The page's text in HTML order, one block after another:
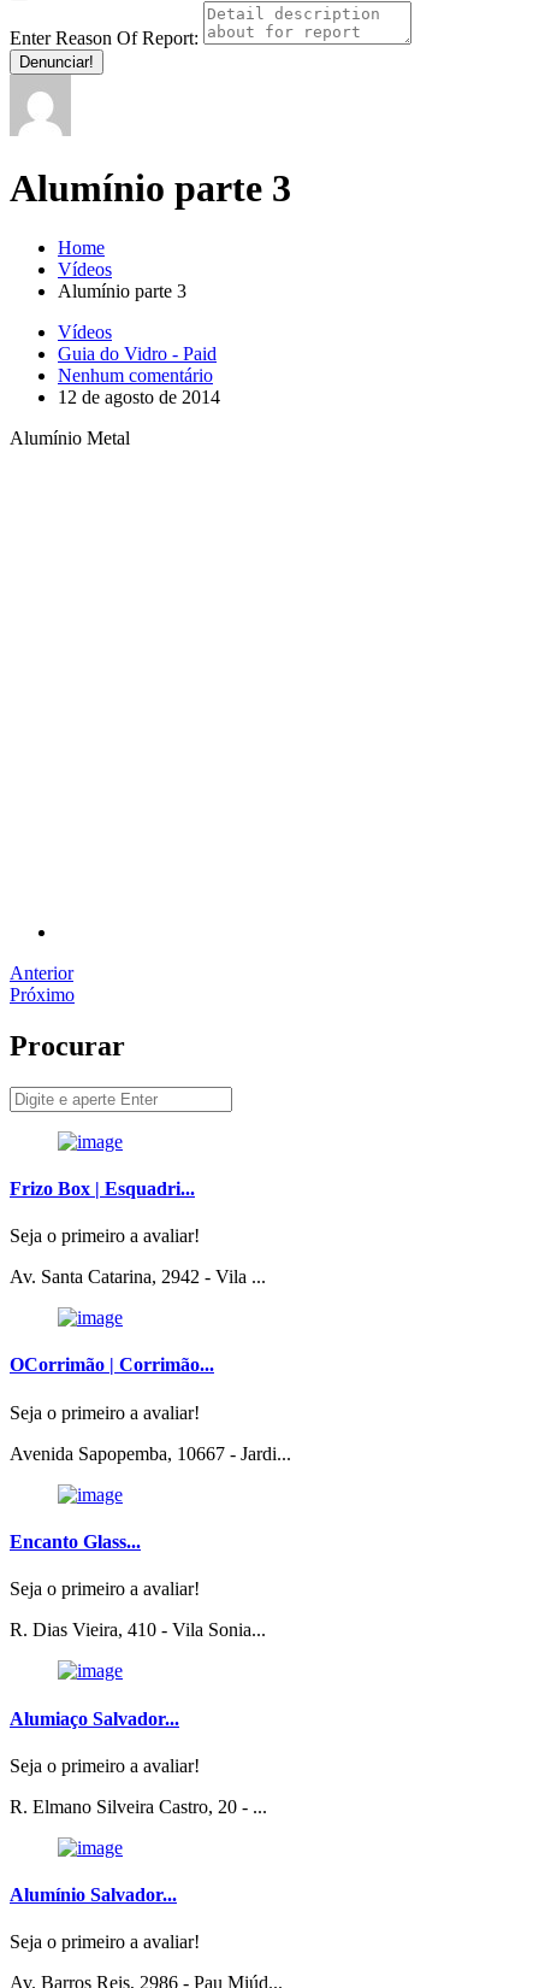
Enter Reason Of Report:
Denunciar!
Alumínio parte 3
Home
Vídeos
Alumínio parte 3
Vídeos
Guia do Vidro - Paid
Nenhum comentário
12 de agosto de 2014
Alumínio Metal
Anterior
Próximo
Procurar
Frizo Box | Esquadri...
Seja o primeiro a avaliar!
Av. Santa Catarina, 2942 - Vila ...
OCorrimão | Corrimão...
Seja o primeiro a avaliar!
Avenida Sapopemba, 10667 - Jardi...
Encanto Glass...
Seja o primeiro a avaliar!
R. Dias Vieira, 410 - Vila Sonia...
Alumiaço Salvador...
Seja o primeiro a avaliar!
R. Elmano Silveira Castro, 20 - ...
Alumínio Salvador...
Seja o primeiro a avaliar!
Av. Barros Reis, 2986 - Pau Miúd...